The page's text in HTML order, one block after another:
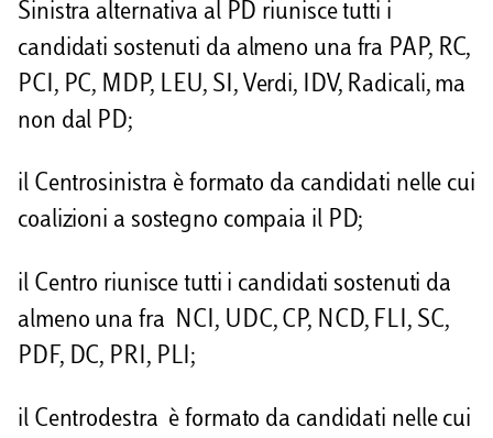
Sinistra alternativa al PD riunisce tutti i
candidati sostenuti da almeno una fra PAP, RC,
PCI, PC, MDP, LEU, SI, Verdi, IDV, Radicali, ma
non dal PD;
il Centrosinistra è formato da candidati nelle cui
coalizioni a sostegno compaia il PD;
il Centro riunisce tutti i candidati sostenuti da
almeno una fra NCI, UDC, CP, NCD, FLI, SC,
PDF, DC, PRI, PLI;
il Centrodestra è formato da candidati nelle cui